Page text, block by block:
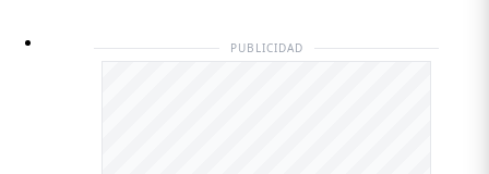
PUBLICIDAD